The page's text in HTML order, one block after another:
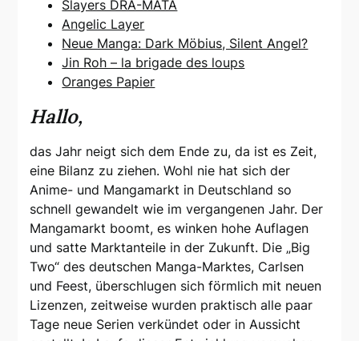
Slayers DRA-MATA
Angelic Layer
Neue Manga: Dark Möbius, Silent Angel?
Jin Roh – la brigade des loups
Oranges Papier
Hallo,
das Jahr neigt sich dem Ende zu, da ist es Zeit,
eine Bilanz zu ziehen. Wohl nie hat sich der
Anime- und Mangamarkt in Deutschland so
schnell gewandelt wie im vergangenen Jahr. Der
Mangamarkt boomt, es winken hohe Auflagen
und satte Marktanteile in der Zukunft. Die „Big
Two“ des deutschen Manga-Marktes, Carlsen
und Feest, überschlugen sich förmlich mit neuen
Lizenzen, zeitweise wurden praktisch alle paar
Tage neue Serien verkündet oder in Aussicht